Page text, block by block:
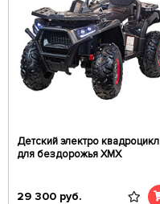
Детский электро квадроцикл
для бездорожья XMX
29 300 руб.